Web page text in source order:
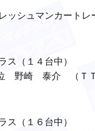
ュマンカートレ
１４台中）
（ＴＴ：１０
１６台中）